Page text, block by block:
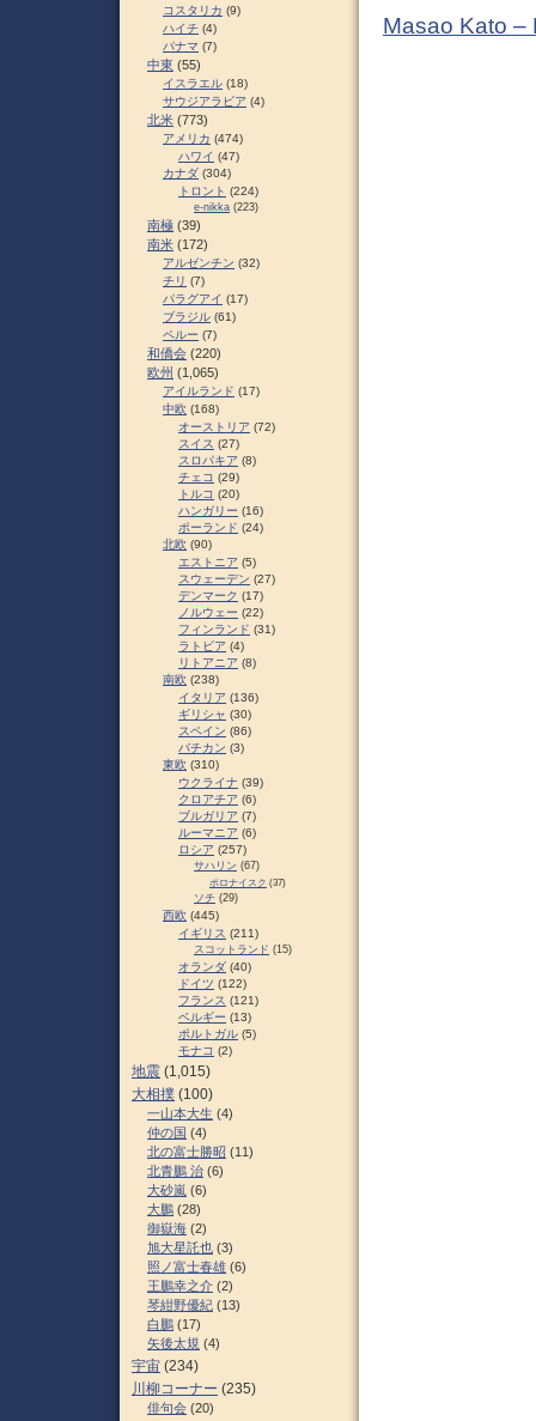
Masao Kato –
コスタリカ (9)
ハイチ (4)
パナマ (7)
中東 (55)
イスラエル (18)
サウジアラビア (4)
北米 (773)
アメリカ (474)
ハワイ (47)
カナダ (304)
トロント (224)
e-nikka (223)
南極 (39)
南米 (172)
アルゼンチン (32)
チリ (7)
パラグアイ (17)
ブラジル (61)
ペルー (7)
和僑会 (220)
欧州 (1,065)
アイルランド (17)
中欧 (168)
オーストリア (72)
スイス (27)
スロパキア (8)
チェコ (29)
トルコ (20)
ハンガリー (16)
ポーランド (24)
北欧 (90)
エストニア (5)
スウェーデン (27)
デンマーク (17)
ノルウェー (22)
フィンランド (31)
ラトビア (4)
リトアニア (8)
南欧 (238)
イタリア (136)
ギリシャ (30)
スペイン (86)
バチカン (3)
東欧 (310)
ウクライナ (39)
クロアチア (6)
ブルガリア (7)
ルーマニア (6)
ロシア (257)
サハリン (67)
ポロナイスク (37)
ソチ (29)
西欧 (445)
イギリス (211)
スコットランド (15)
オランダ (40)
ドイツ (122)
フランス (121)
ベルギー (13)
ポルトガル (5)
モナコ (2)
地震 (1,015)
大相撲 (100)
一山本大生 (4)
仲の国 (4)
北の富士勝昭 (11)
北青鵬 治 (6)
大砂嵐 (6)
大鵬 (28)
御嶽海 (2)
旭大星託也 (3)
照ノ富士春雄 (6)
王鵬幸之介 (2)
琴紺野優紀 (13)
白鵬 (17)
矢後太規 (4)
宇宙 (234)
川柳コーナー (235)
俳句会 (20)